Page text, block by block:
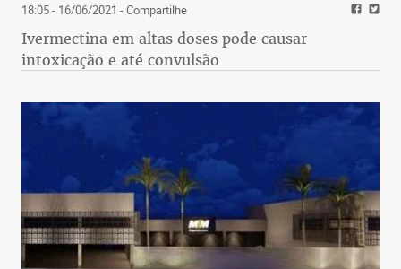
18:05 - 16/06/2021 - Compartilhe
Ivermectina em altas doses pode causar
intoxicação e até convulsão